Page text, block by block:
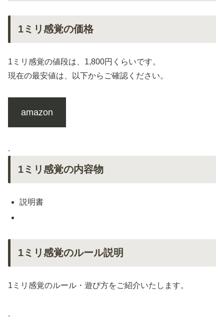
1ミリ感覚の価格
1ミリ感覚の値段は、1,800円くらいです。
現在の最安値は、以下からご確認ください。
amazon
.
1ミリ感覚の内容物
説明書
1ミリ感覚のルール説明
1ミリ感覚のルール・遊び方をご紹介いたします。
.